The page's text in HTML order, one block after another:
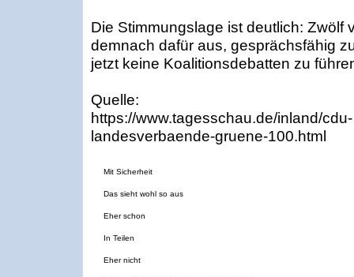
Die Stimmungslage ist deutlich: Zwölf
demnach dafür aus, gesprächsfähig
jetzt keine Koalitionsdebatten zu
Quelle:
https://www.tagesschau.de/inland/cdu-
landesverbaende-gruene-100.html
Mit Sicherheit
Das sieht wohl so aus
Eher schon
In Teilen
Eher nicht